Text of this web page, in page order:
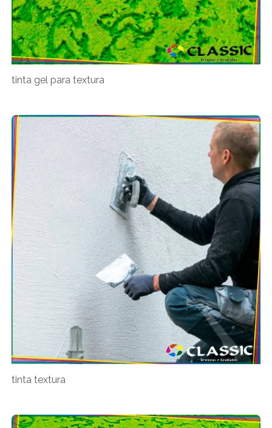
tinta gel para textura
tinta textura